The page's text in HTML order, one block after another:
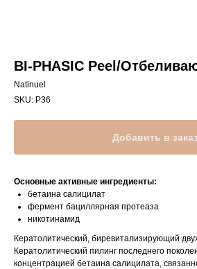
BI-PHASIC Peel/
Natinuel
SKU: Р36
Добавить в
Основные активные ингредиенты:
бетаина салицилат
фермент бациллярная протеаза
никотинамид
Кератолитический, биревитализирующий
Кератолитический пилинг последнего
концентрацией бетаина салицилата,